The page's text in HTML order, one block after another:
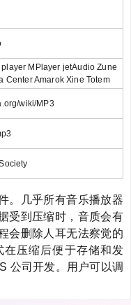
MPlayer jetAudio Zune
Center Amarok Xine Totem
wiki/MP3
。几乎所有音乐播放器
受到压缩时，音质会有
会删除人耳无法察觉的
压缩后便于存储和发
公司开发。用户可以调